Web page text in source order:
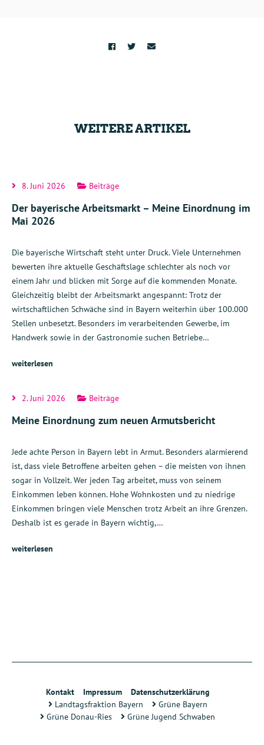
WEITERE ARTIKEL
8. Juni 2026 Beiträge
Der bayerische Arbeitsmarkt – Meine Einordnung im
Mai 2026
Die bayerische Wirtschaft steht unter Druck. Viele Unternehmen
bewerten ihre aktuelle Geschäftslage schlechter als noch vor
einem Jahr und blicken mit Sorge auf die kommenden Monate.
Gleichzeitig bleibt der Arbeitsmarkt angespannt: Trotz der
wirtschaftlichen Schwäche sind in Bayern weiterhin über 100.000
Stellen unbesetzt. Besonders im verarbeitenden Gewerbe, im
Handwerk sowie in der Gastronomie suchen Betriebe…
weiterlesen
2. Juni 2026 Beiträge
Meine Einordnung zum neuen Armutsbericht
Jede achte Person in Bayern lebt in Armut. Besonders alarmierend
ist, dass viele Betroffene arbeiten gehen – die meisten von ihnen
sogar in Vollzeit. Wer jeden Tag arbeitet, muss von seinem
Einkommen leben können. Hohe Wohnkosten und zu niedrige
Einkommen bringen viele Menschen trotz Arbeit an ihre Grenzen.
Deshalb ist es gerade in Bayern wichtig,…
weiterlesen
Kontakt Impressum
Datenschutzerklärung
Landtagsfraktion Bayern
Grüne Bayern
Grüne Donau-Ries
Grüne Jugend Schwaben